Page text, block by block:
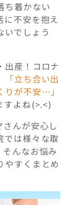
ち着かない
に不安を抱え
いでしょう
出産！コロナ
「立ち合い出
りが不安…」
すよね(>.<)
んが安心し
では様々な取
そんなお悩み
やすくまとめ